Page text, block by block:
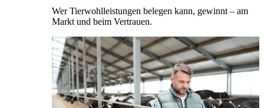
Wer Tierwohlleistungen belegen kann, gewinnt – am
Markt und beim Vertrauen.